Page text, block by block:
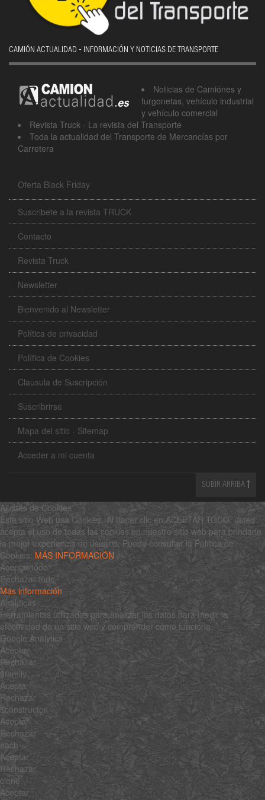
CAMIÓN ACTUALIDAD - INFORMACIÓN Y NOTICIAS DE TRANSPORTE
Noticias de Camiónes y
furgonetas, vehículo industrial
y vehículo comercial
Revista Truck - La revista del Transporte
Toda la actualidad del Transporte de Mercancías por
Carretera
Oferta Black Friday
Suscribete a la revista TRUCK
Contacto
Revista Truck
Newsletter
Bienvenido al Newsletter
Política de privacidad
Política de Cookies
Clausula de Suscripción
Suscribrirse
Mapa del sitio - Sitemap
Acceder a mi cuenta
SUBIR ARRIBA
Ajustes de Cookies
Este sitio Web usa Cookies. Al hacer clic en ACEPTAR TODO, usted
acepta el uso de todas las cookies en nuestro sitio web para brindarle
la mejor experiencia de usuario. Puede consultar la Política de
Cookies: MÁS INFORMACIÓN
Aceptar todo
Rechazar todo
Más información
Analíticas
Herramientas utilizadas para analizar los datos para medir la
efectividad de un sitio web y comprender cómo funciona.
Google Analytics
Aceptar
Rechazar
$family
Aceptar
Rechazar
$constructor
Aceptar
Rechazar
each
Aceptar
Rechazar
clone
Aceptar